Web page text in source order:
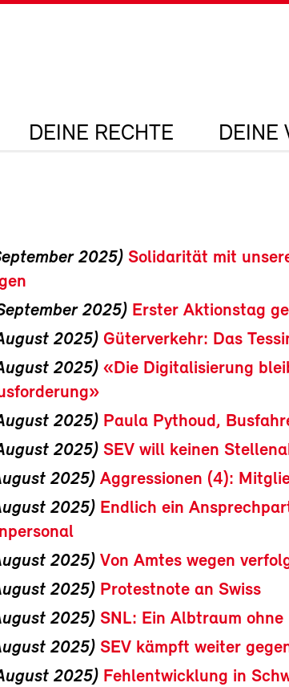
DEINE RECHTE DEINE
2025) Solidarität mit
2025) Erster Aktionstag
2025) Güterverkehr: Das
2025) «Die Digitalisierung
2025) Paula Pythoud,
2025) SEV will keinen
2025) Aggressionen (4):
2025) Endlich ein
2025) Von Amtes wegen
2025) Protestnote an Swiss
2025) SNL: Ein Albtraum ohne
2025) SEV kämpft weiter
2025) Fehlentwicklung in